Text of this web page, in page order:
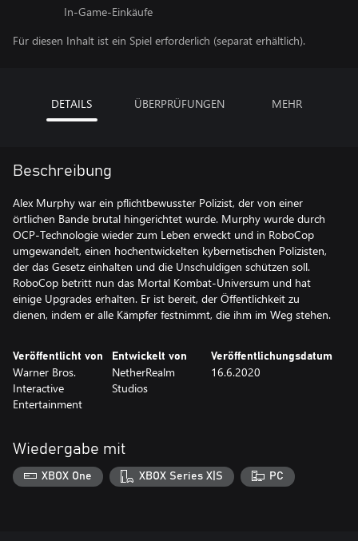
In-Game-Einkäufe
Für diesen Inhalt ist ein Spiel erforderlich (separat erhältlich).
DETAILS ÜBERPRÜFUNGEN MEHR
Beschreibung
Alex Murphy war ein pflichtbewusster Polizist, der von einer
örtlichen Bande brutal hingerichtet wurde. Murphy wurde durch
OCP-Technologie wieder zum Leben erweckt und in RoboCop
umgewandelt, einen hochentwickelten kybernetischen Polizisten,
der das Gesetz einhalten und die Unschuldigen schützen soll.
RoboCop betritt nun das Mortal Kombat-Universum und hat
einige Upgrades erhalten. Er ist bereit, der Öffentlichkeit zu
dienen, indem er alle Kämpfer festnimmt, die ihm im Weg stehen.
Veröffentlicht von
Warner Bros.
Interactive
Entertainment
Entwickelt von
NetherRealm
Studios
Veröffentlichungsdatum
16.6.2020
Wiedergabe mit
XBOX One XBOX Series X|S PC